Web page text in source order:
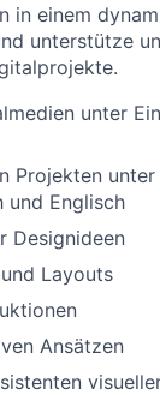
einem
unterstütze
unter
Projekten
und Englisch
Designideen
Layouts
Ansätzen